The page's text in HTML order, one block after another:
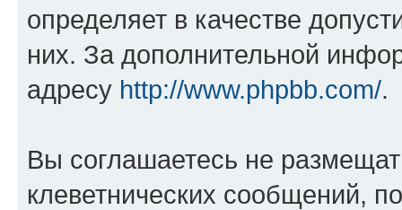
определяет в качестве
них. За дополнительной
адресу http://www.phpbb.com/.
Вы соглашаетесь не
клеветнических сообщений,